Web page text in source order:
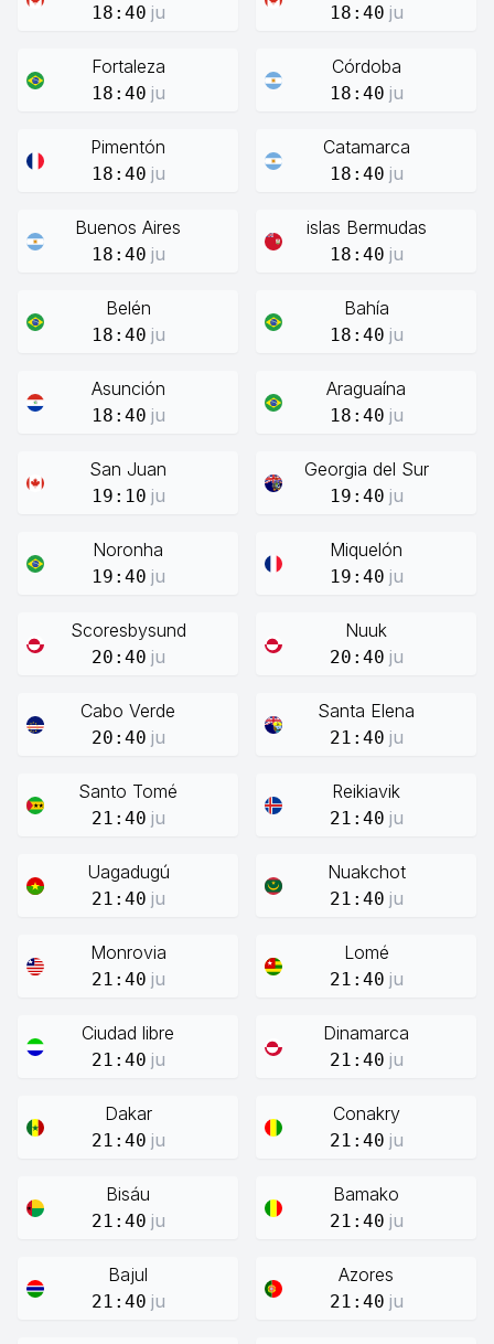
18:40 ju 18:40 ju
Fortaleza
18:40 ju
Córdoba
18:40 ju
Pimentón
18:40 ju
Catamarca
18:40 ju
Buenos Aires
18:40 ju
islas Bermudas
18:40 ju
Belén
18:40 ju
Bahía
18:40 ju
Asunción
18:40 ju
Araguaína
18:40 ju
San Juan
19:10 ju
Georgia del Sur
19:40 ju
Noronha
19:40 ju
Miquelón
19:40 ju
Scoresbysund
20:40 ju
Nuuk
20:40 ju
Cabo Verde
20:40 ju
Santa Elena
21:40 ju
Santo Tomé
21:40 ju
Reikiavik
21:40 ju
Uagadugú
21:40 ju
Nuakchot
21:40 ju
Monrovia
21:40 ju
Lomé
21:40 ju
Ciudad libre
21:40 ju
Dinamarca
21:40 ju
Dakar
21:40 ju
Conakry
21:40 ju
Bisáu
21:40 ju
Bamako
21:40 ju
Bajul
21:40 ju
Azores
21:40 ju